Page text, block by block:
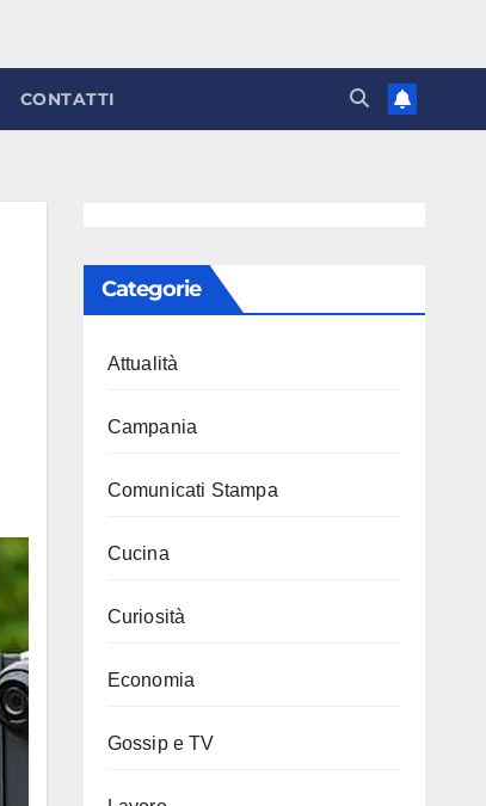
CONTATTI
Categorie
Attualità
Campania
Comunicati Stampa
Cucina
Curiosità
Economia
Gossip e TV